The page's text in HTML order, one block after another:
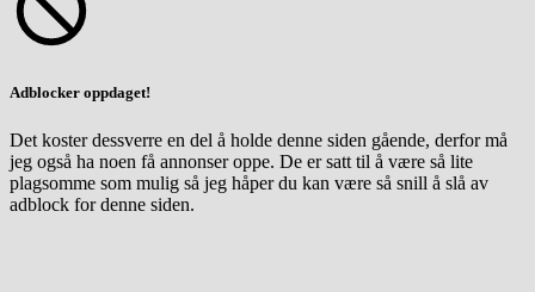
Adblocker oppdaget!
Det koster dessverre en del å holde denne siden gående, derfor må
jeg også ha noen få annonser oppe. De er satt til å være så lite
plagsomme som mulig så jeg håper du kan være så snill å slå av
adblock for denne siden.